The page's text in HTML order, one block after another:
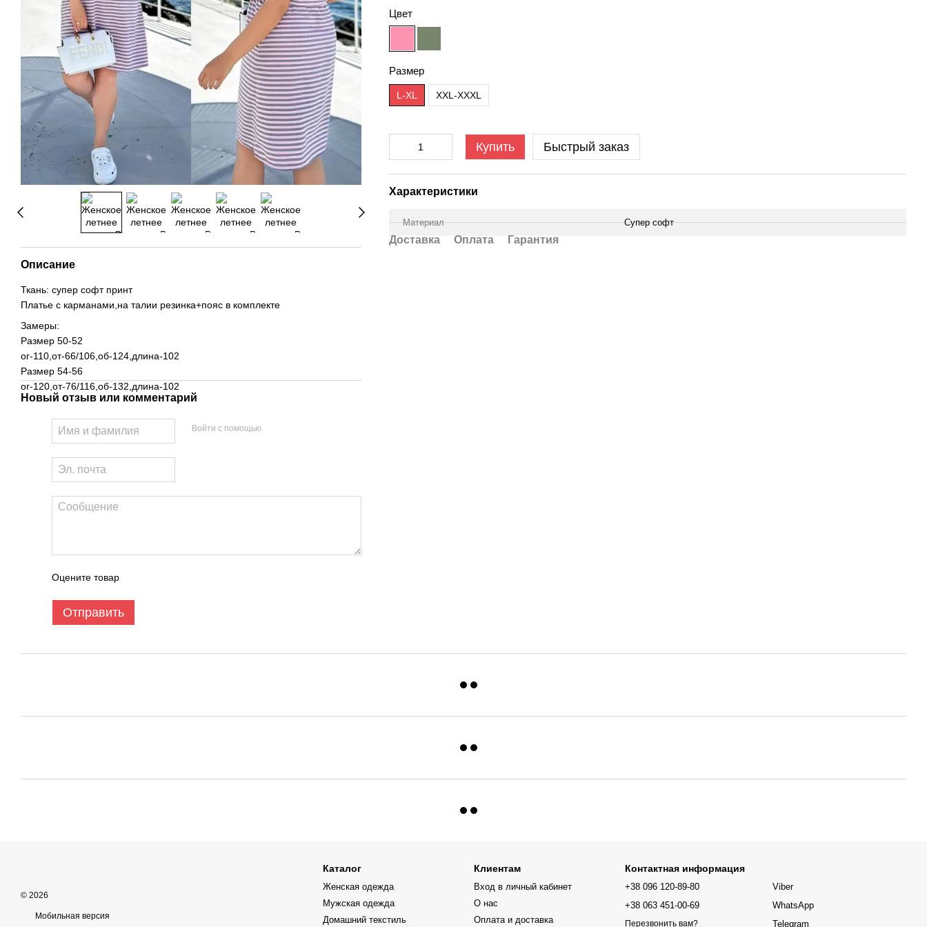
Описание
Ткань: супер софт принт
Платье с карманами,на талии резинка+пояс в комплекте
Замеры:
Размер 50-52
ог-110,от-66/106,об-124,длина-102
Размер 54-56
ог-120,от-76/116,об-132,длина-102
Новый отзыв или комментарий
Войти с помощью
Оцените товар
Отправить
Цвет
Размер
L-XL XXL-XXXL
Купить Быстрый заказ
Характеристики
Материал Супер софт
Доставка Оплата Гарантия
© 2026
Мобильная версия
Каталог
Женская одежда
Мужская одежда
Домашний текстиль
Клиентам
Вход в личный кабинет
О нас
Оплата и доставка
Контактная информация
+38 096 120-89-80
+38 063 451-00-69
Перезвонить вам?
Viber
WhatsApp
Telegram